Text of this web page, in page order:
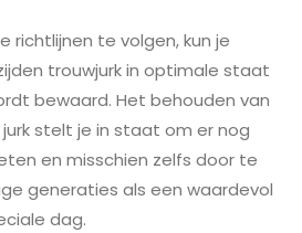
richtlijnen te volgen, kun je
trouwjurk in optimale staat
bewaard. Het behouden van
stelt je in staat om er nog
en misschien zelfs door te
generaties als een waardevol
dag.